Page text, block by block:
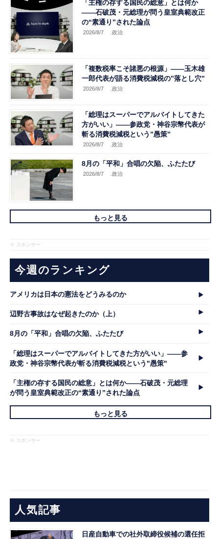
「主権の存する国民の総意」とは何か
――石破茂・元総理が問う皇室典範改正
の“素通り”された論点
2026/8/7 .政治
「複数税率こそ諸悪の根源」――玉木雄
一郎代表が語る消費税減税の”落とし穴”
2026/8/7 .政治
「総理はスーパーでアルバイトしてきた
方がいい」――参政党・神谷宗幣代表が
斬る消費税減税という”愚策”
2026/8/7 .政治
8月の「平和」合唱の欠陥、ふたたび
2026/8/7 .政治
もっと見る
※ スポンサー
今週のランキング
アメリカは日本の憲法をどうみるのか
辺野古事故はなぜ起きたのか（上）
8月の「平和」合唱の欠陥、ふたたび
「総理はスーパーでアルバイトしてきた方がいい」――参
政党・神谷宗幣代表が斬る消費税減税という"愚策"
「主権の存する国民の総意」とは何か――石破茂・元総理
が問う皇室典範改正の“素通り”された論点
もっと見る
※ スポンサー
人気記事
日産自動車での社外取締役候補の選任拒